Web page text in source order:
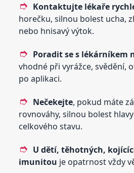
Kontaktujte lékaře
horečku, silnou bolest ucha,
nebo hnisavý výtok.
Poradit se s lékárníkem
vhodné při vyrážce, svědění,
po aplikaci.
Nečekejte, pokud máte
rovnováhy, silnou bolest
celkového stavu.
U dětí, těhotných,
imunitou je opatrnost vždy